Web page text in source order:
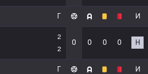
Г И
2
2
0 0 0 0 Н
Г И